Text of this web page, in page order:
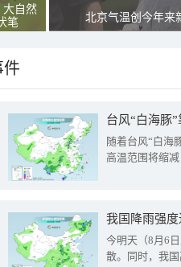
大自然
笔
北京气温创今年来
件
台风“白海豚
随着台风“白海
高温范围将缩
今明天（8月6
散。同时，我